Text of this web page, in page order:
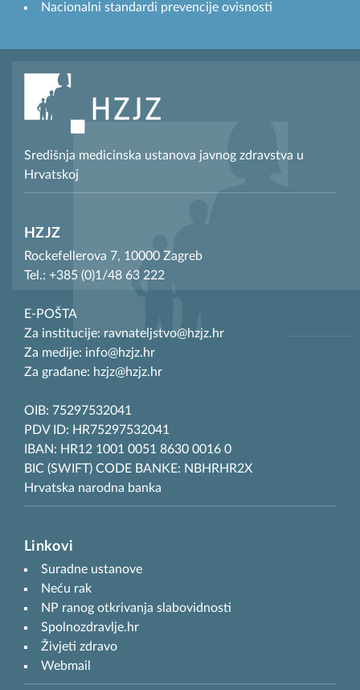
Nacionalni standardi prevencije ovisnosti
Središnja medicinska ustanova javnog zdravstva u
Hrvatskoj
HZJZ
Rockefellerova 7, 10000 Zagreb
Tel.: +385 (0)1/48 63 222
E-POŠTA
Za institucije: ravnateljstvo@hzjz.hr
Za medije: info@hzjz.hr
Za građane: hzjz@hzjz.hr
OIB: 75297532041
PDV ID: HR75297532041
IBAN: HR12 1001 0051 8630 0016 0
BIC (SWIFT) CODE BANKE: NBHRHR2X
Hrvatska narodna banka
Linkovi
Suradne ustanove
Neću rak
NP ranog otkrivanja slabovidnosti
Spolnozdravlje.hr
Živjeti zdravo
Webmail